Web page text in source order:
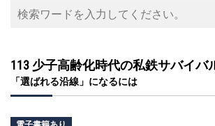
113 少子高齢化時代の私鉄サバイバ
「選ばれる沿線」になるには